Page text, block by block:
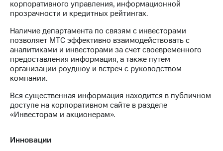
корпоративного управления, информационной
прозрачности и кредитных рейтингах.
Наличие департамента по связям с инвесторами
позволяет МТС эффективно взаимодействовать с
аналитиками и инвесторами за счет своевременного
предоставления информация, а также путем
организации роудшоу и встреч с руководством
компании.
Вся существенная информация находится в публичном
доступе на корпоративном сайте в разделе
«Инвесторам и акционерам».
Инновации